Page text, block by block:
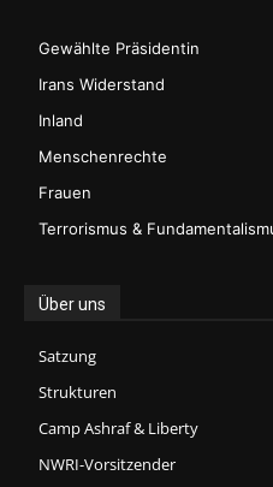
Gewählte Präsidentin
Irans Widerstand
Inland
Menschenrechte
Frauen
Terrorismus &
Über uns
Satzung
Strukturen
Camp Ashraf & Liberty
NWRI-Vorsitzender